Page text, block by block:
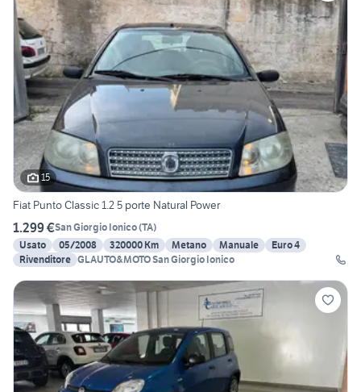
15
Fiat Punto Classic 1.2 5 porte Natural Power
1.299 €San Giorgio Ionico(TA)
Usato
05/2008 320000 Km Metano Manuale
Euro 4
Rivenditore GLAUTO&MOTO San Giorgio Ionico